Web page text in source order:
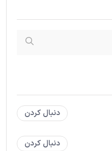
دنبال کردن
دنبال کردن